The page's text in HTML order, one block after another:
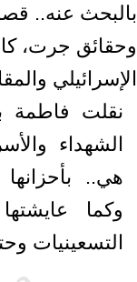
بالبحث عنه..
وحقائق جرت،
الإسرائيلي
نقلت
الشهداء
هي..
وكما
التسعينيات